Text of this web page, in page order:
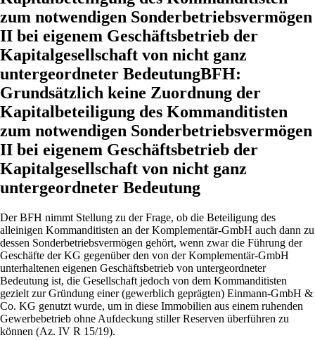
zum notwendigen Sonderbetriebsvermögen
II bei eigenem Geschäftsbetrieb der
Kapitalgesellschaft von nicht ganz
untergeordneter BedeutungBFH:
Grundsätzlich keine Zuordnung der
Kapitalbeteiligung des Kommanditisten
zum notwendigen Sonderbetriebsvermögen
II bei eigenem Geschäftsbetrieb der
Kapitalgesellschaft von nicht ganz
untergeordneter Bedeutung
Der BFH nimmt Stellung zu der Frage, ob die Beteiligung des
alleinigen Kommanditisten an der Komplementär-GmbH auch dann zu
dessen Sonderbetriebsvermögen gehört, wenn zwar die Führung der
Geschäfte der KG gegenüber den von der Komplementär-GmbH
unterhaltenen eigenen Geschäftsbetrieb von untergeordneter
Bedeutung ist, die Gesellschaft jedoch von dem Kommanditisten
gezielt zur Gründung einer (gewerblich geprägten) Einmann-GmbH &
Co. KG genutzt wurde, um in diese Immobilien aus einem ruhenden
Gewerbebetrieb ohne Aufdeckung stiller Reserven überführen zu
können (Az. IV R 15/19).